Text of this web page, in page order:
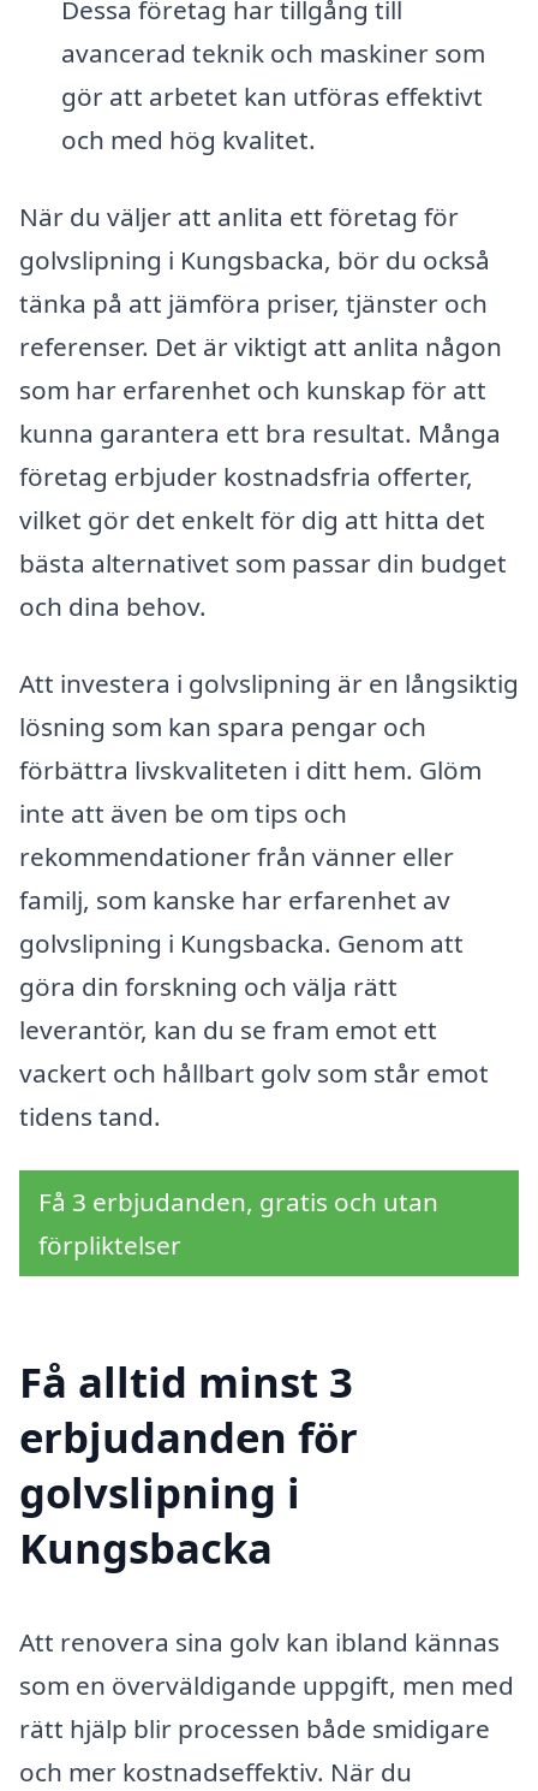
Dessa företag har tillgång till
avancerad teknik och maskiner som
gör att arbetet kan utföras effektivt
och med hög kvalitet.
När du väljer att anlita ett företag för
golvslipning i Kungsbacka, bör du också
tänka på att jämföra priser, tjänster och
referenser. Det är viktigt att anlita någon
som har erfarenhet och kunskap för att
kunna garantera ett bra resultat. Många
företag erbjuder kostnadsfria offerter,
vilket gör det enkelt för dig att hitta det
bästa alternativet som passar din budget
och dina behov.
Att investera i golvslipning är en långsiktig
lösning som kan spara pengar och
förbättra livskvaliteten i ditt hem. Glöm
inte att även be om tips och
rekommendationer från vänner eller
familj, som kanske har erfarenhet av
golvslipning i Kungsbacka. Genom att
göra din forskning och välja rätt
leverantör, kan du se fram emot ett
vackert och hållbart golv som står emot
tidens tand.
Få 3 erbjudanden, gratis och utan
förpliktelser
Få alltid minst 3
erbjudanden för
golvslipning i
Kungsbacka
Att renovera sina golv kan ibland kännas
som en överväldigande uppgift, men med
rätt hjälp blir processen både smidigare
och mer kostnadseffektiv. När du